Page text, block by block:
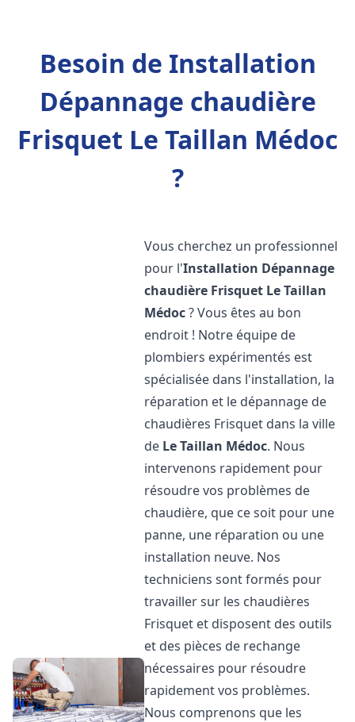
Besoin de Installation
Dépannage chaudière
Frisquet Le Taillan Médoc
?
Vous cherchez un professionnel
pour l'Installation Dépannage
chaudière Frisquet Le Taillan
Médoc? Vous êtes au bon
endroit ! Notre équipe de
plombiers expérimentés est
spécialisée dans l'installation, la
réparation et le dépannage de
chaudières Frisquet dans la ville
de Le Taillan Médoc. Nous
intervenons rapidement pour
résoudre vos problèmes de
chaudière, que ce soit pour une
panne, une réparation ou une
installation neuve. Nos
techniciens sont formés pour
travailler sur les chaudières
Frisquet et disposent des outils
et des pièces de rechange
nécessaires pour résoudre
rapidement vos problèmes.
Nous comprenons que les